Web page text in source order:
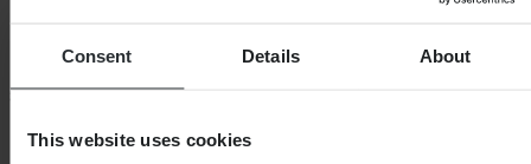
Consent Details About
This website uses cookies